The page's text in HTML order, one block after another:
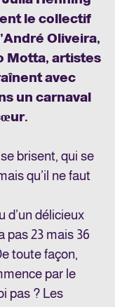
le collectif
Oliveira,
Motta, artistes
avec
un carnaval
brisent, qui se
qu’il ne faut
d’un délicieux
pas 23 mais 36
toute façon,
par le
pas ? Les